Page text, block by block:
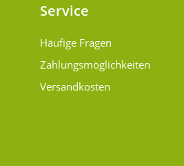
Service
Häufige Fragen
Zahlungsmöglichkeiten
Versandkosten